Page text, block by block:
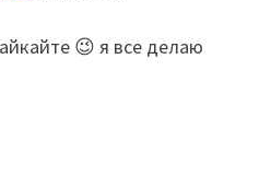
😉 я все делаю